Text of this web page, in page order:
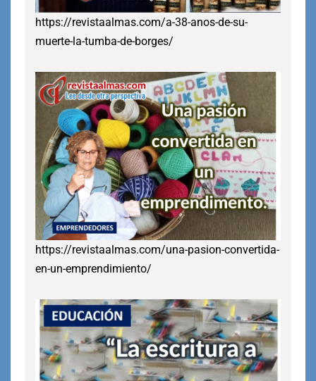
https://revistaalmas.com/a-38-anos-de-su-
muerte-la-tumba-de-borges/
https://revistaalmas.com/una-pasion-convertida-
en-un-emprendimiento/